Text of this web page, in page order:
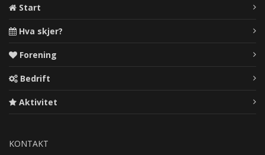
Start
Hva skjer?
Forening
Bedrift
Aktivitet
KONTAKT